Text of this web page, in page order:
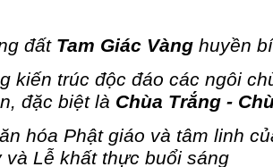
đất Tam Giác Vàng huyền bí
kiến trúc độc đáo các ngôi
đặc biệt là Chùa Trắng -
hóa Phật giáo và tâm linh
và Lễ khất thực buổi sáng